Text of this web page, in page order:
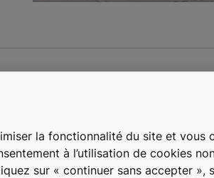
en
la fonctionnalité du site et vous
à l’utilisation de cookies
sur « continuer sans accepter »,